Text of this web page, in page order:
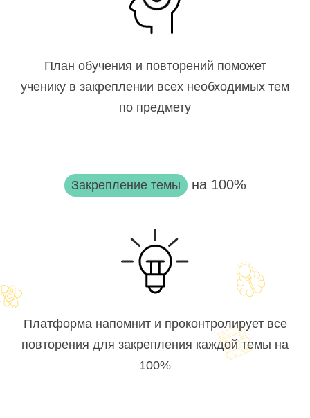
План обучения и повторений поможет
ученику в закреплении всех необходимых тем
по предмету
Закрепление темы на 100%
Платформа напомнит и проконтролирует все
повторения для закрепления каждой темы на
100%